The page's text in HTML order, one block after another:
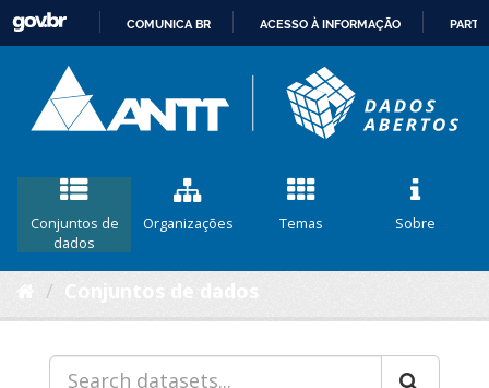
CONTEÚDO
COMUNICA BR ACESSO À INFORMAÇÃO
Conjuntos de
dados
Organizações Temas Sobre